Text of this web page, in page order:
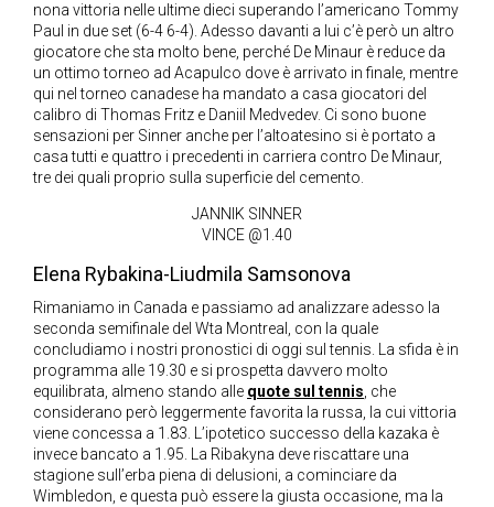
nona vittoria nelle ultime dieci superando l’americano Tommy
Paul in due set (6-4 6-4). Adesso davanti a lui c’è però un altro
giocatore che sta molto bene, perché De Minaur è reduce da
un ottimo torneo ad Acapulco dove è arrivato in finale, mentre
qui nel torneo canadese ha mandato a casa giocatori del
calibro di Thomas Fritz e Daniil Medvedev. Ci sono buone
sensazioni per Sinner anche per l’altoatesino si è portato a
casa tutti e quattro i precedenti in carriera contro De Minaur,
tre dei quali proprio sulla superficie del cemento.
JANNIK SINNER
VINCE @1.40
Elena Rybakina-Liudmila Samsonova
Rimaniamo in Canada e passiamo ad analizzare adesso la
seconda semifinale del Wta Montreal, con la quale
concludiamo i nostri pronostici di oggi sul tennis. La sfida è in
programma alle 19.30 e si prospetta davvero molto
equilibrata, almeno stando alle quote sul tennis, che
considerano però leggermente favorita la russa, la cui vittoria
viene concessa a 1.83. L’ipotetico successo della kazaka è
invece bancato a 1.95. La Ribakyna deve riscattare una
stagione sull’erba piena di delusioni, a cominciare da
Wimbledon, e questa può essere la giusta occasione, ma la